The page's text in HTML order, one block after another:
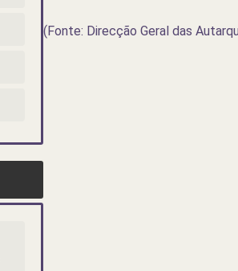
(Fonte: Direcção Geral das